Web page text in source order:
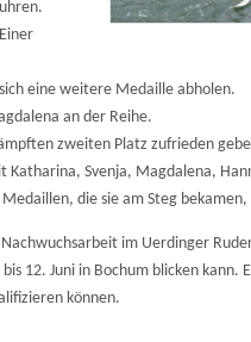
eine weitere Medaille abholen.
an der Reihe.
zweiten Platz zufrieden
Svenja, Magdalena,
die sie am Steg
im Uerdinger
12. Juni in Bochum blicken kann.
können.